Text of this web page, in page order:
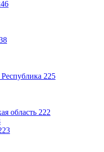
225
область 222